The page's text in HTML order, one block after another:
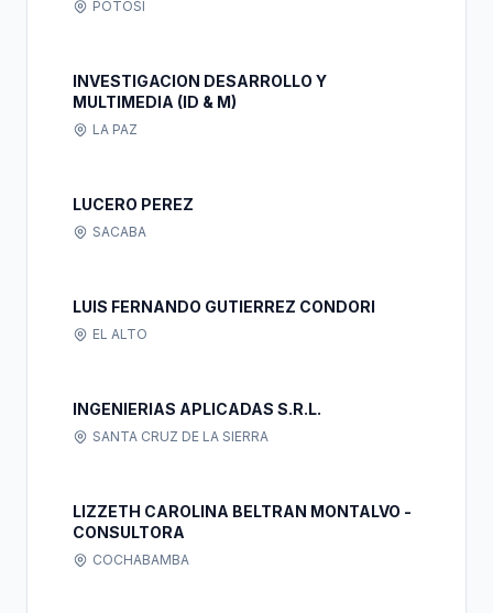
POTOSI
INVESTIGACION DESARROLLO Y
MULTIMEDIA (ID & M)
LA PAZ
LUCERO PEREZ
SACABA
LUIS FERNANDO GUTIERREZ CONDORI
EL ALTO
INGENIERIAS APLICADAS S.R.L.
SANTA CRUZ DE LA SIERRA
LIZZETH CAROLINA BELTRAN MONTALVO -
CONSULTORA
COCHABAMBA